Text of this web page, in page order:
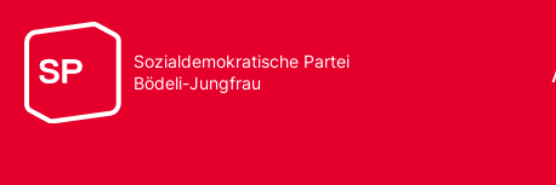
Sozialdemokratische Partei
Bödeli-Jungfrau